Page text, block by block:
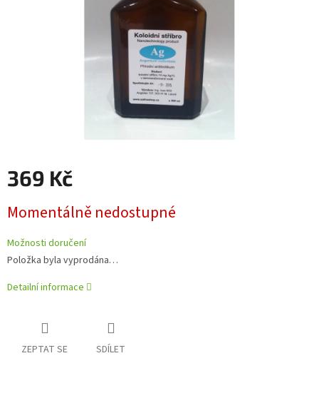
369 Kč
cena:
Momentálně nedostupné
Možnosti doručení
Položka byla vyprodána…
Detailní informace
ZEPTAT SE SDÍLET